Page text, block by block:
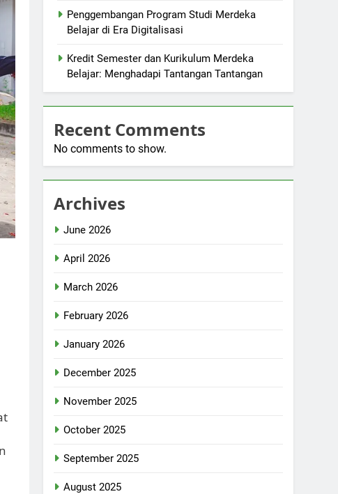
Penggembangan Program Studi Merdeka
Belajar di Era Digitalisasi
Kredit Semester dan Kurikulum Merdeka
Belajar: Menghadapi Tantangan Tantangan
Recent Comments
No comments to show.
Archives
June 2026
April 2026
March 2026
February 2026
January 2026
December 2025
November 2025
October 2025
September 2025
August 2025